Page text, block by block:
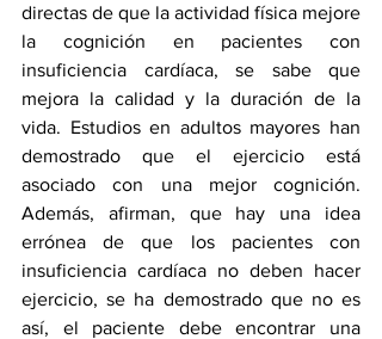
directas de que la actividad física mejore
la cognición en pacientes con
insuficiencia cardíaca, se sabe que
mejora la calidad y la duración de la
vida. Estudios en adultos mayores han
demostrado que el ejercicio está
asociado con una mejor cognición.
Además, afirman, que hay una idea
errónea de que los pacientes con
insuficiencia cardíaca no deben hacer
ejercicio, se ha demostrado que no es
así, el paciente debe encontrar una